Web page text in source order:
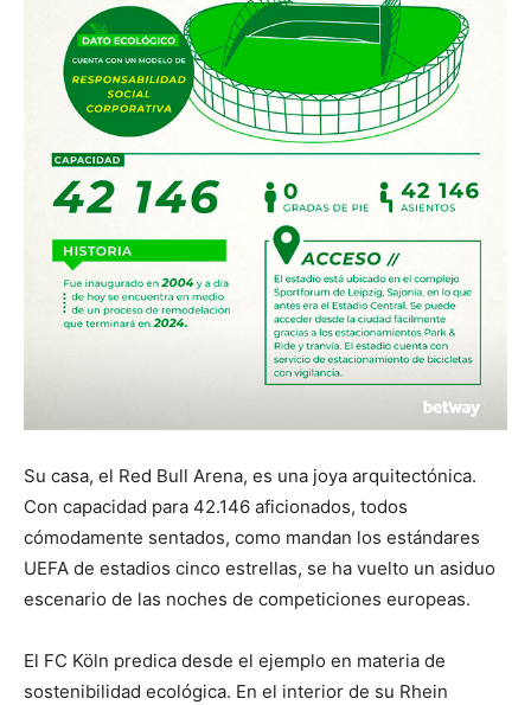
Su casa, el Red Bull Arena, es una joya arquitectónica.
Con capacidad para 42.146 aficionados, todos
cómodamente sentados, como mandan los estándares
UEFA de estadios cinco estrellas, se ha vuelto un asiduo
escenario de las noches de competiciones europeas.
El FC Köln predica desde el ejemplo en materia de
sostenibilidad ecológica. En el interior de su Rhein